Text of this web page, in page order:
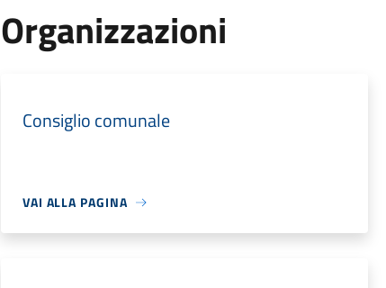
Organizzazioni
Consiglio comunale
VAI ALLA PAGINA